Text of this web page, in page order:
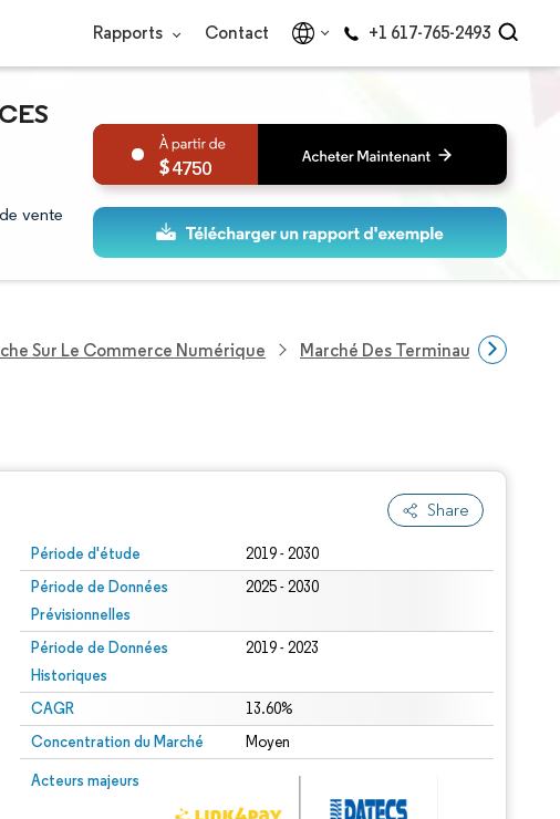
Rapports Contact +1 617-765-2493
vente
4750
Sur Le Commerce Numérique Marché Des Terminaux POS À
Share
Période d'étude 2019 - 2030
Période de Données
Prévisionnelles
2025 - 2030
Période de Données
Historiques
2019 - 2023
CAGR 13.60%
Concentration du Marché Moyen
Acteurs majeurs